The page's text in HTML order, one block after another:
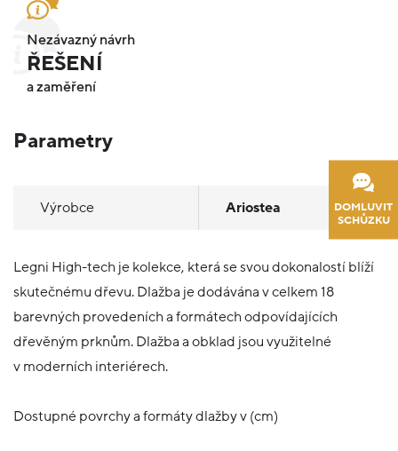
DOMLUVIT
SCHŮZKU
Nezávazný návrh
ŘEŠENÍ
a zaměření
Parametry
Výrobce Ariostea
Legni High-tech je kolekce, která se svou dokonalostí blíží
skutečnému dřevu. Dlažba je dodávána v celkem 18
barevných provedeních a formátech odpovídajících
dřevěným prknům. Dlažba a obklad jsou využitelné
v moderních interiérech.
Dostupné povrchy a formáty dlažby v (cm)